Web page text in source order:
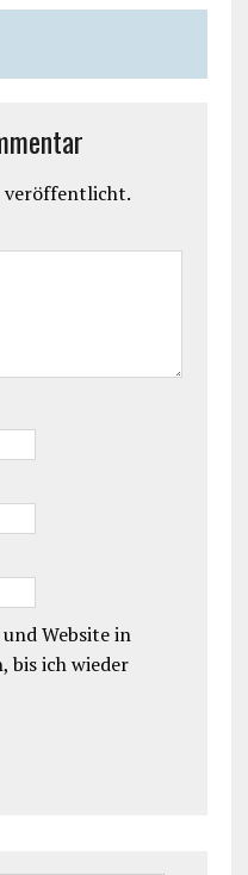
veröffentlicht.
Website in
bis ich wieder